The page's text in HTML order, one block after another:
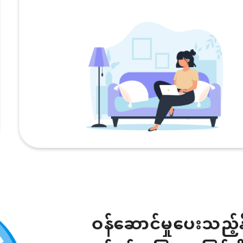
ဝန်ဆောင်မှုပေးသည့်